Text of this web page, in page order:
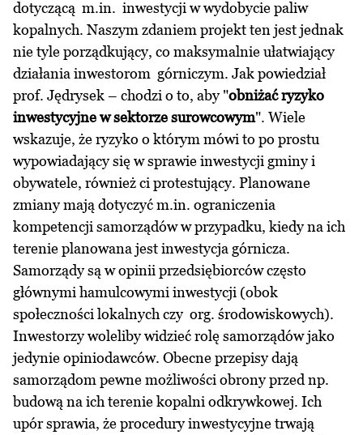
dotyczącą m.in. inwestycji w wydobycie paliw
kopalnych. Naszym zdaniem projekt ten jest jednak
nie tyle porządkujący, co maksymalnie ułatwiający
działania inwestorom górniczym. Jak powiedział
prof. Jędrysek – chodzi o to, aby "obniżać ryzyko
inwestycyjne w sektorze surowcowym". Wiele
wskazuje, że ryzyko o którym mówi to po prostu
wypowiadający się w sprawie inwestycji gminy i
obywatele, również ci protestujący. Planowane
zmiany mają dotyczyć m.in. ograniczenia
kompetencji samorządów w przypadku, kiedy na ich
terenie planowana jest inwestycja górnicza.
Samorządy są w opinii przedsiębiorców często
głównymi hamulcowymi inwestycji (obok
społeczności lokalnych czy org. środowiskowych).
Inwestorzy woleliby widzieć rolę samorządów jako
jedynie opiniodawców. Obecne przepisy dają
samorządom pewne możliwości obrony przed np.
budową na ich terenie kopalni odkrywkowej. Ich
upór sprawia, że procedury inwestycyjne trwają